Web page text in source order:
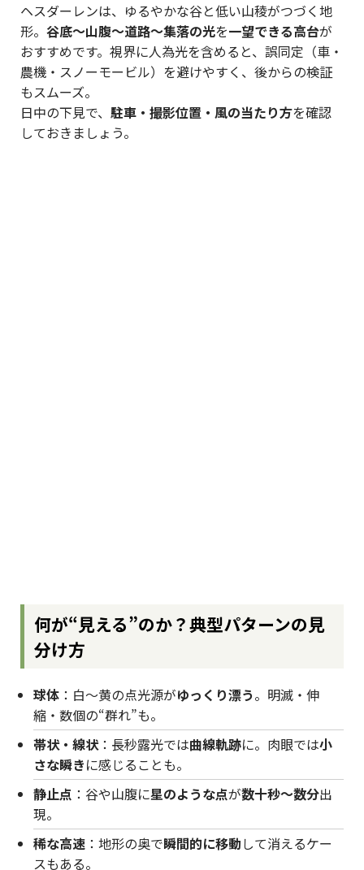
ヘスダーレンは、ゆるやかな谷と低い山稜がつづく地
形。 谷底〜山腹〜道路〜集落の光を一望できる高台が
おすすめです。視界に人為光を含めると、誤同定（車・
農機・スノーモービル）を避けやすく、後からの検証
もスムーズ。
日中の下見で、 駐車・撮影位置・風の当たり方を確認
しておきましょう。
何が“見える”のか？――典型パターンの見
分け方
球体 ：白〜黄の点光源がゆっくり漂う。明滅・伸
縮・数個の“群れ”も。
帯状・線状：長秒露光では曲線軌跡に。肉眼では小
さな瞬きに感じることも。
静止点 ：谷や山腹に星のような点が数十秒〜数分出
現。
稀な高速 ：地形の奥で瞬間的に移動して消えるケー
スもある。